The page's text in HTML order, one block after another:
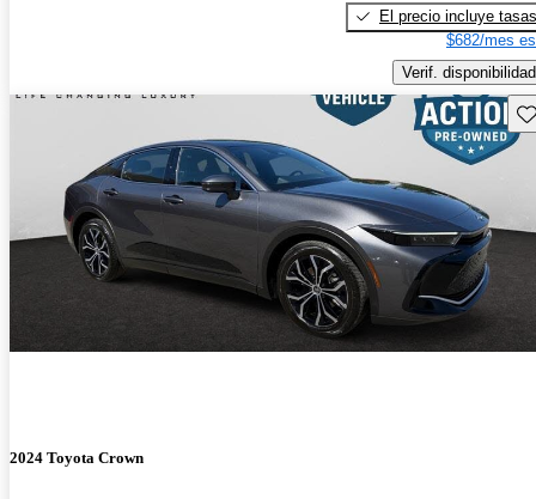
El precio incluye tasas
$682/mes
Verif. disponibilidad
2024 Toyota Crown